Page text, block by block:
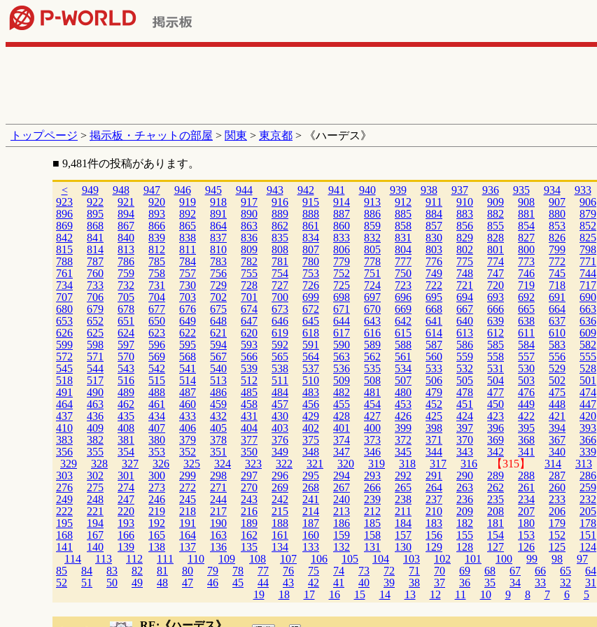
トップページ > 掲示板・チャットの部屋 > 関東 > 東京都 > 《ハーデス》
■ 9,481件の投稿があります。
< 949 948 947 946 945 944 943 942 941 940 939 938 937 936 935 934 933
923
922 921 920 919 918 917 916 915 914 913 912 911 910 909 908 907 906
896
895 894 893 892 891 890 889 888 887 886 885 884 883 882 881 880 879
869
868 867 866 865 864 863 862 861 860 859 858 857 856 855 854 853 852
842
841 840 839 838 837 836 835 834 833 832 831 830 829 828 827 826 825
815
814 813 812 811 810 809 808 807 806 805 804 803 802 801 800 799 798
788
787 786 785 784 783 782 781 780 779 778 777 776 775 774 773 772 771
761
760 759 758 757 756 755 754 753 752 751 750 749 748 747 746 745 744
734
733 732 731 730 729 728 727 726 725 724 723 722 721 720 719 718 717
707
706 705 704 703 702 701 700 699 698 697 696 695 694 693 692 691 690
680
679 678 677 676 675 674 673 672 671 670 669 668 667 666 665 664 663
653
652 651 650 649 648 647 646 645 644 643 642 641 640 639 638 637 636
626
625 624 623 622 621 620 619 618 617 616 615 614 613 612 611 610 609
599
598 597 596 595 594 593 592 591 590 589 588 587 586 585 584 583 582
572
571 570 569 568 567 566 565 564 563 562 561 560 559 558 557 556 555
545
544 543 542 541 540 539 538 537 536 535 534 533 532 531 530 529 528
518
517 516 515 514 513 512 511 510 509 508 507 506 505 504 503 502 501
491
490 489 488 487 486 485 484 483 482 481 480 479 478 477 476 475 474
464
463 462 461 460 459 458 457 456 455 454 453 452 451 450 449 448 447
437
436 435 434 433 432 431 430 429 428 427 426 425 424 423 422 421 420
410
409 408 407 406 405 404 403 402 401 400 399 398 397 396 395 394 393
383
382 381 380 379 378 377 376 375 374 373 372 371 370 369 368 367 366
356
355 354 353 352 351 350 349 348 347 346 345 344 343 342 341 340 339
329
328 327 326 325 324 323 322 321 320 319 318 317 316 【315】 314 313
303
302 301 300 299 298 297 296 295 294 293 292 291 290 289 288 287 286
276
275 274 273 272 271 270 269 268 267 266 265 264 263 262 261 260 259
249
248 247 246 245 244 243 242 241 240 239 238 237 236 235 234 233 232
222
221 220 219 218 217 216 215 214 213 212 211 210 209 208 207 206 205
195
194 193 192 191 190 189 188 187 186 185 184 183 182 181 180 179 178
168
167 166 165 164 163 162 161 160 159 158 157 156 155 154 153 152 151
141
140 139 138 137 136 135 134 133 132 131 130 129 128 127 126 125 124
114
113 112 111 110 109 108 107 106 105 104 103 102 101 100 99 98 97
85
84 83 82 81 80 79 78 77 76 75 74 73 72 71 70 69 68 67 66 65 64
52
51 50 49 48 47 46 45 44 43 42 41 40 39 38 37 36 35 34 33 32 31
19
18 17 16 15 14 13 12 11 10 9 8 7 6 5